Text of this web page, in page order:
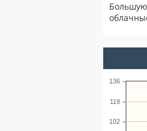
102
119
136